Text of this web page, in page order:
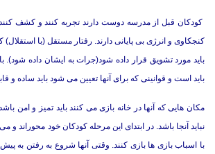
کودکان قبل از مدرسه دوست دارند تجربه کنند و کشف
کنجکاوی و انرژی بی پایانی دارند. رفتار مستقل (با
باید مورد تشویق قرار داده شود(جرات به ایشان داده
باید است و قوانینی که برای آنها تعیین می شود باید ساده و
مکان هایی که آنها در خانه بازی می کنند باید تمیز و امن
نباید آنجا باشد. در ابتدای این مرحله کودکان خود محوراند و
با اسباب بازی ها بازی کنند. وقتی آنها شروع به رفتن به